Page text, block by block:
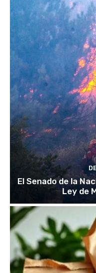
El Senado de la
Ley de